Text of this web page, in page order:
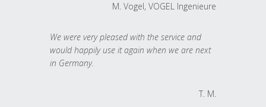
M. Vogel, VOGEL Ingenieure
We were very pleased with the service and
would happily use it again when we are next
in Germany.
T. M.